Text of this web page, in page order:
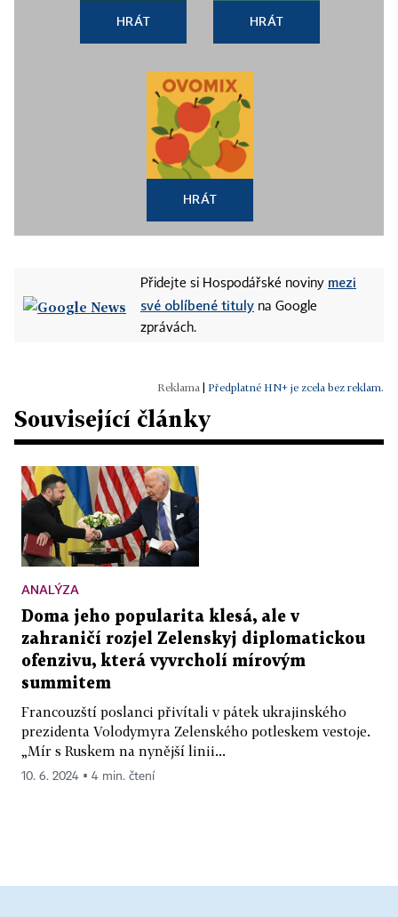
HRÁT HRÁT
HRÁT
Přidejte si Hospodářské noviny mezi
své oblíbené tituly na Google
zprávách.
Předplatné HN+ je zcela bez reklam.
Související články
ANALÝZA
Doma jeho popularita klesá, ale v
zahraničí rozjel Zelenskyj diplomatickou
ofenzivu, která vyvrcholí mírovým
summitem
Francouzští poslanci přivítali v pátek ukrajinského
prezidenta Volodymyra Zelenského potleskem vestoje.
„Mír s Ruskem na nynější linii...
10. 6. 2024 ▪ 4 min. čtení